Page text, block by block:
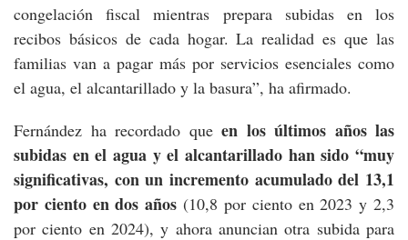
congelación fiscal mientras prepara subidas en los
recibos básicos de cada hogar. La realidad es que las
familias van a pagar más por servicios esenciales como
el agua, el alcantarillado y la basura”, ha afirmado.
Fernández ha recordado que en los últimos años las
subidas en el agua y el alcantarillado han sido “muy
significativas, con un incremento acumulado del 13,1
por ciento en dos años (10,8 por ciento en 2023 y 2,3
por ciento en 2024), y ahora anuncian otra subida para